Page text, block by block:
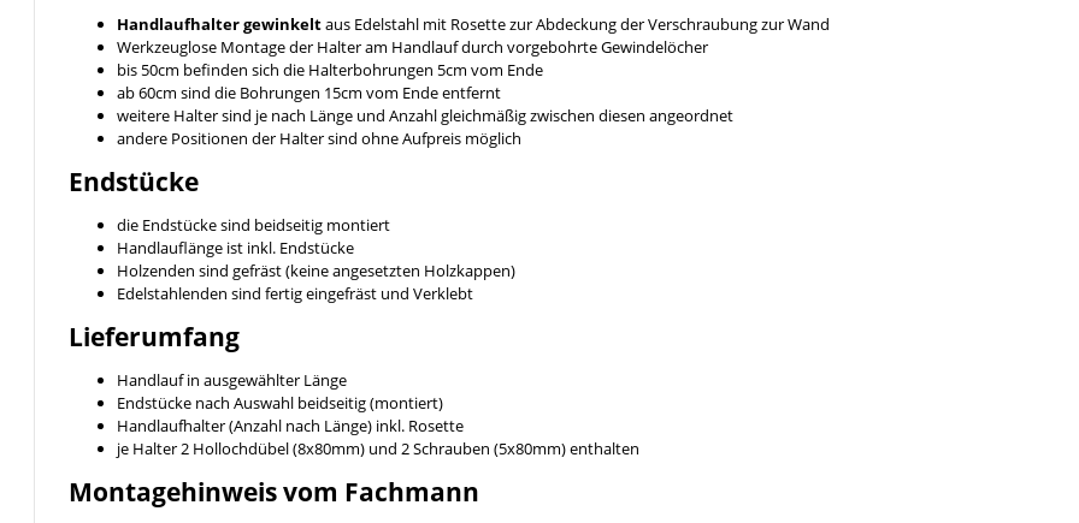
Handlaufhalter gewinkeltaus Edelstahl mit Rosette zur Abdeckung der Verschraubung zur Wand
Werkzeuglose Montage der Halter am Handlauf durch vorgebohrte Gewindelöcher
bis 50cm befinden sich die Halterbohrungen 5cm vom Ende
ab 60cm sind die Bohrungen 15cm vom Ende entfernt
weitere Halter sind je nach Länge und Anzahl gleichmäßig zwischen diesen angeordnet
andere Positionen der Halter sind ohne Aufpreis möglich
Endstücke
die Endstücke sind beidseitig montiert
Handlauflänge ist inkl. Endstücke
Holzenden sind gefräst (keine angesetzten Holzkappen)
Edelstahlenden sind fertig eingefräst und Verklebt
Lieferumfang
Handlauf in ausgewählter Länge
Endstücke nach Auswahl beidseitig (montiert)
Handlaufhalter (Anzahl nach Länge) inkl. Rosette
je Halter 2 Hollochdübel (8x80mm) und 2 Schrauben (5x80mm) enthalten
Montagehinweis vom Fachmann